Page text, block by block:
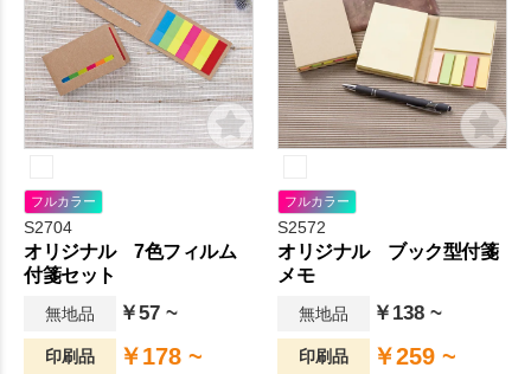
フルカラー
S2704
オリジナル 7色フィルム
付箋セット
無地品 ￥57 ~
印刷品 ￥178 ~
フルカラー
S2572
オリジナル ブック型付箋
メモ
無地品 ￥138 ~
印刷品 ￥259 ~